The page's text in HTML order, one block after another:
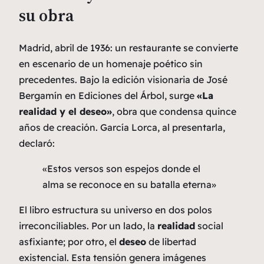
su obra
Madrid, abril de 1936: un restaurante se convierte
en escenario de un homenaje poético sin
precedentes. Bajo la edición visionaria de José
Bergamín en Ediciones del Árbol, surge «La
realidad y el deseo», obra que condensa quince
años de creación. García Lorca, al presentarla,
declaró:
«Estos versos son espejos donde el
alma se reconoce en su batalla eterna»
El libro estructura su universo en dos polos
irreconciliables. Por un lado, la realidad social
asfixiante; por otro, el deseo de libertad
existencial. Esta tensión genera imágenes